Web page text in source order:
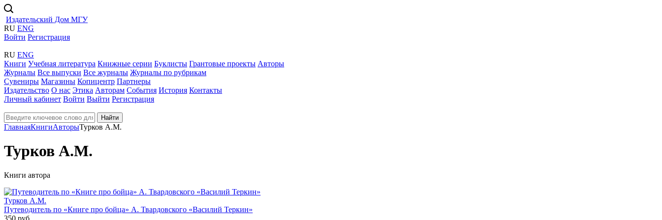
Издательский Дом МГУ
RU ENG
Войти Регистрация
RU ENG
Книги Учебная литература Книжные серии Буклисты Грантовые проекты Авторы
Журналы Все выпуски Все журналы Журналы по рубрикам
Сувениры Магазины Копицентр Партнеры
Издательство О нас Этика Авторам События История Контакты
Личный кабинет Войти Выйти Регистрация
Найти
ГлавнаяКнигиАвторыТурков А.М.
Турков А.М.
Книги автора
Турков А.М.
Путеводитель по «Книге про бойца» А. Твардовского «Василий Теркин»
350 руб.